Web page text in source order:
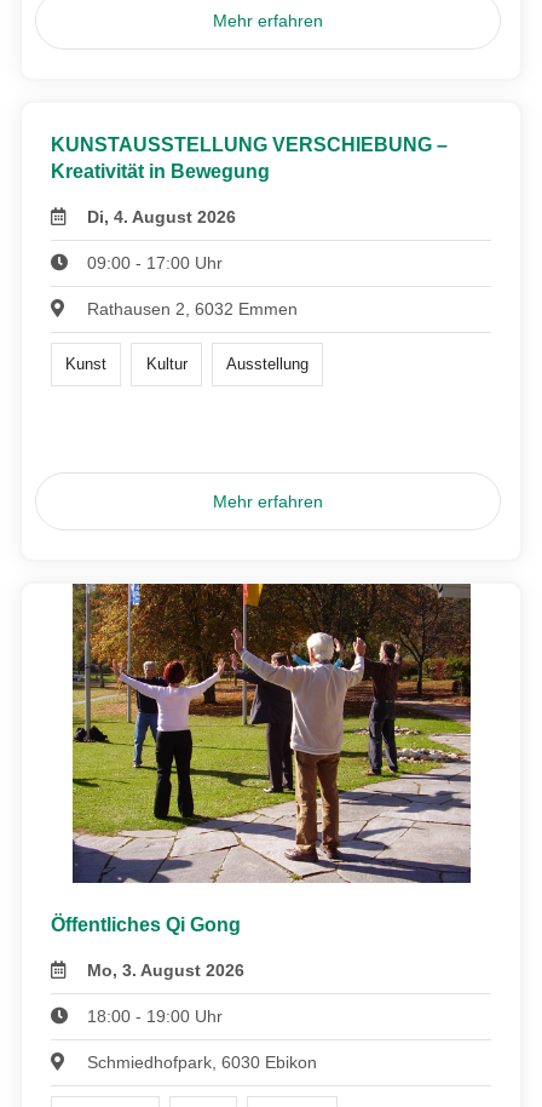
Mehr erfahren
KUNSTAUSSTELLUNG VERSCHIEBUNG –
Kreativität in Bewegung
Di, 4. August 2026
09:00 - 17:00 Uhr
Rathausen 2, 6032 Emmen
Kunst Kultur Ausstellung
Mehr erfahren
Öffentliches Qi Gong
Mo, 3. August 2026
18:00 - 19:00 Uhr
Schmiedhofpark, 6030 Ebikon